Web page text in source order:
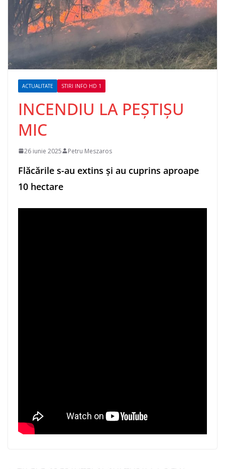
ACTUALITATE STIRI INFO HD 1
INCENDIU LA PEȘTIȘU
MIC
26 iunie 2025 Petru Meszaros
Flăcările s-au extins și au cuprins aproape
10 hectare